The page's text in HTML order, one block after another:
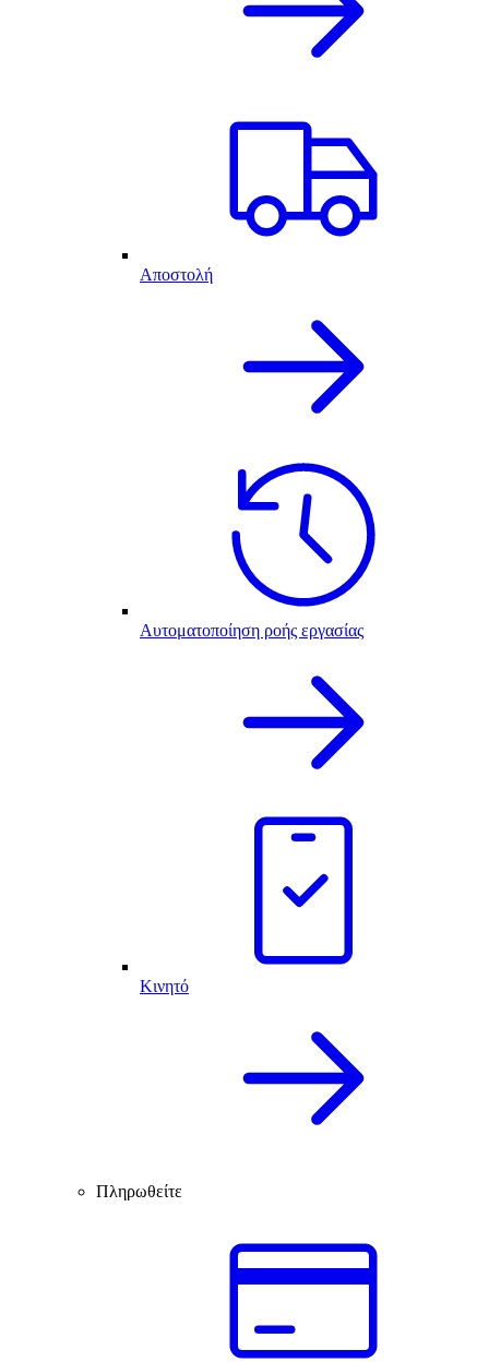
Αποστολή
Αυτοματοποίηση ροής εργασίας
Κινητό
Πληρωθείτε